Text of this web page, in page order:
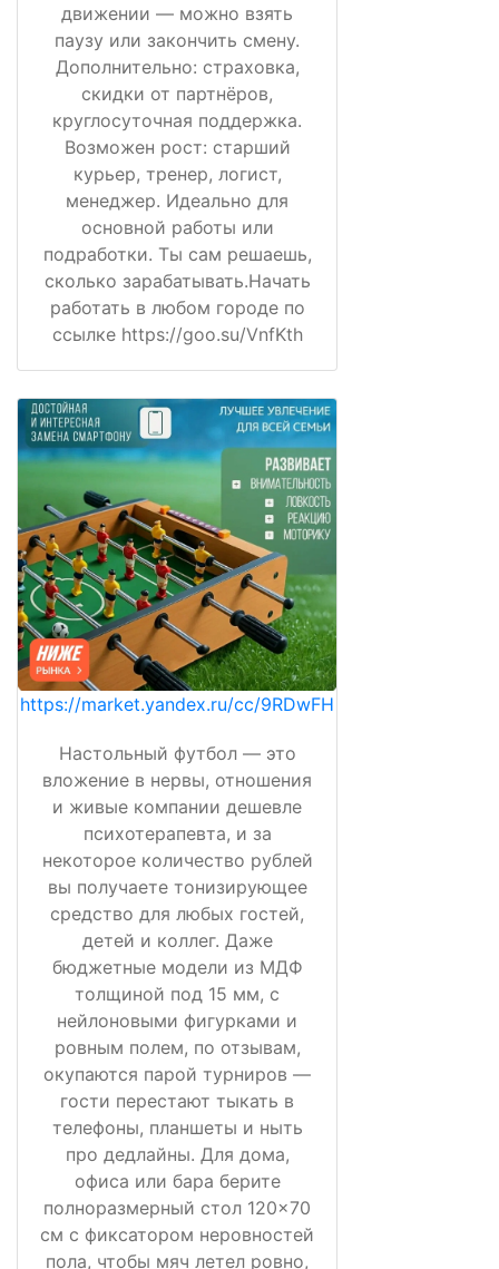
движении — можно взять
паузу или закончить смену.
Дополнительно: страховка,
скидки от партнёров,
круглосуточная поддержка.
Возможен рост: старший
курьер, тренер, логист,
менеджер. Идеально для
основной работы или
подработки. Ты сам решаешь,
сколько зарабатывать.Начать
работать в любом городе по
ссылке https://goo.su/VnfKth
https://market.yandex.ru/cc/9RDwFH
Настольный футбол — это
вложение в нервы, отношения
и живые компании дешевле
психотерапевта, и за
некоторое количество рублей
вы получаете тонизирующее
средство для любых гостей,
детей и коллег. Даже
бюджетные модели из МДФ
толщиной под 15 мм, с
нейлоновыми фигурками и
ровным полем, по отзывам,
окупаются парой турниров —
гости перестают тыкать в
телефоны, планшеты и ныть
про дедлайны. Для дома,
офиса или бара берите
полноразмерный стол 120×70
см с фиксатором неровностей
пола, чтобы мяч летел ровно,